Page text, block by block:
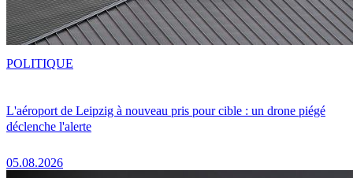
L'aéroport de Leipzig à nouveau pris pour cible : un drone piégé
déclenche l'alerte
05.08.2026
POLITIQUE